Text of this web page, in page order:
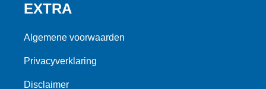
EXTRA
Algemene voorwaarden
Privacyverklaring
Disclaimer